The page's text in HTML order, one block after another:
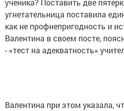
ученика? Поставить две
угнетательница поставила
как не профнепригодность и
Валентина в своем посте,
- «тест на адекватность»
Валентина при этом указала,